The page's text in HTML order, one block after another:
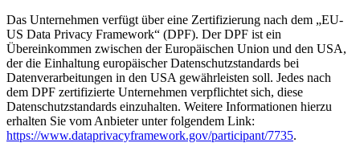
Das Unternehmen verfügt über eine Zertifizierung nach dem „EU-
US Data Privacy Framework“ (DPF). Der DPF ist ein
Übereinkommen zwischen der Europäischen Union und den USA,
der die Einhaltung europäischer Datenschutzstandards bei
Datenverarbeitungen in den USA gewährleisten soll. Jedes nach
dem DPF zertifizierte Unternehmen verpflichtet sich, diese
Datenschutzstandards einzuhalten. Weitere Informationen hierzu
erhalten Sie vom Anbieter unter folgendem Link:
https://www.dataprivacyframework.gov/participant/7735.